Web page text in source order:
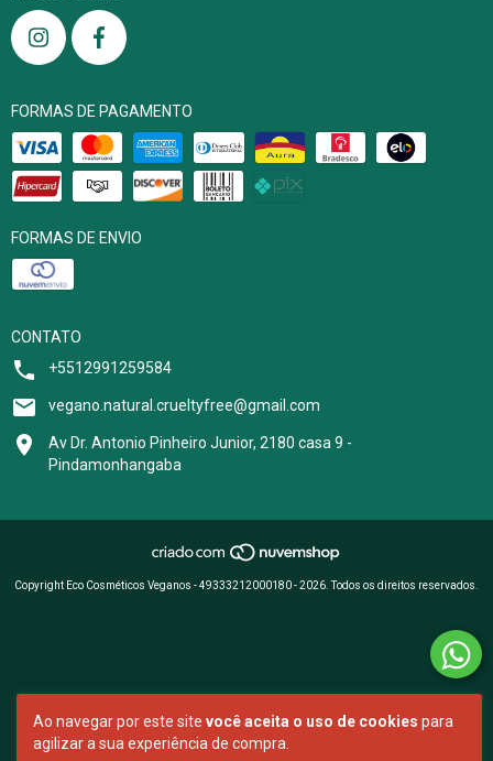
Ao navegar por este site você aceita o uso de cookies para
agilizar a sua experiência de compra.
FORMAS DE PAGAMENTO
FORMAS DE ENVIO
CONTATO
+5512991259584
vegano.natural.crueltyfree@gmail.com
Av Dr. Antonio Pinheiro Junior, 2180 casa 9 -
Pindamonhangaba
Copyright Eco Cosméticos Veganos - 49333212000180 - 2026. Todos os direitos reservados.